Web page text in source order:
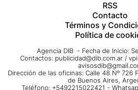
RSS
Contacto
Términos y
Política de
Agencia DIB - Fecha de Inicio:
Contactos: publicidad@dib.com.ar /
Dirección de las oficinas: Calle 48 Nº 726
de Buenos Aires,
Teléfono: +5492215022421 -